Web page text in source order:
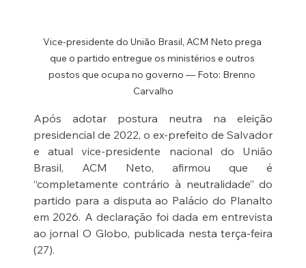
Vice-presidente do União Brasil, ACM Neto prega
que o partido entregue os ministérios e outros
postos que ocupa no governo — Foto: Brenno
Carvalho
Após adotar postura neutra na eleição
presidencial de 2022, o ex-prefeito de Salvador
e atual vice-presidente nacional do União
Brasil, ACM Neto, afirmou que é
“completamente contrário à neutralidade” do
partido para a disputa ao Palácio do Planalto
em 2026. A declaração foi dada em entrevista
ao jornal O Globo, publicada nesta terça-feira
(27).